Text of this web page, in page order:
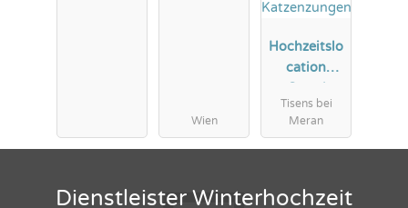
Wien
Hochzeitslo
cation
Katzenzung
Tisens bei
Meran
Dienstleister Winterhochzeit